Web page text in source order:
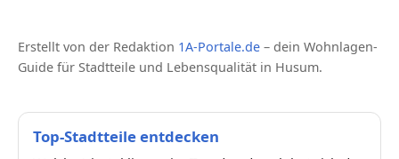
Erstellt von der Redaktion 1A-Portale.de – dein Wohnlagen-
Guide für Stadtteile und Lebensqualität in Husum.
Top-Stadtteile entdecken